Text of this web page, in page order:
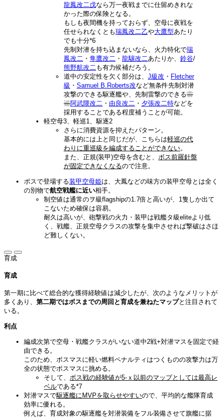
龍鳳改二戊なら万一夜戦までに仕留めきれな
かった際の保険となる。
もしも夜間機を持っておらず、空母に夜戦を
任せられなくとも瑞鳳改二乙や大鷹型あたり
でも十分*6
先制対潜を持ち込まないなら、火力特化で瑞
鳳改二 ・ 隼鷹改二 ・ 龍驤改二 あたりか、 鈴谷/
熊野航改二 も有力候補だろう。
道中の安定性を欠く部分は、 J級改 ・ Fletcher
級 ・ Samuel B.Roberts改など無条件先制対潜
攻撃のできる駆逐艦や、先制雷撃のできる雷
巡阿武隈改二 ・ 由良改二 ・ 夕張改二特などを
採用することである程度補うことが可能。
軽空母3、軽巡1、駆逐2
さらに消費資源を抑えたパターン。
基本的には上と同じだが、こちらは軽巡の代
わりに重巡級を編成することができない。
また、正規(装甲)空母を含むと、 ボス前羅針盤
が固定できなくなるので注意。
ボスで登場する装甲空母姫は、大鳳などの味方の装甲空母とは全く
の別物で航空戦艦に近い相手。
制空値は通常のヲ級flagshipの1.7倍と高いが、1隻しか出て
こないため確保は容易。
耐久は高いが、砲撃戦の火力・装甲は戦艦タ級eliteより低
く、戦艦、正規空母クラスの攻撃を集中させれば撃破はさほ
ど難しくない。
育成
育成
第一期に比べて総合的な獲得経験値は減少したが、次のようなメリットが
多くあり、 第二期ではボスまでの周回と育成を兼ねたマップと注目されて
いる。
利点
編成次第で空母・戦艦クラスがいない道中2戦+対潜マスを固定で経
由できる。
このため、ボスマスに軽い燃料ペナルティはつくものの攻撃力は万
全の状態でボスマスに挑める。
そして、 ボス戦の経験値が5-ｘ以前のマップとしては最高レ
ベルである*7
対潜マスで駆逐艦にMVPを取らせやすいので、平均的な艦隊育成
効率に優れる。
例えば、育成対象の駆逐艦を対潜装備をフル装備させて旗艦に据